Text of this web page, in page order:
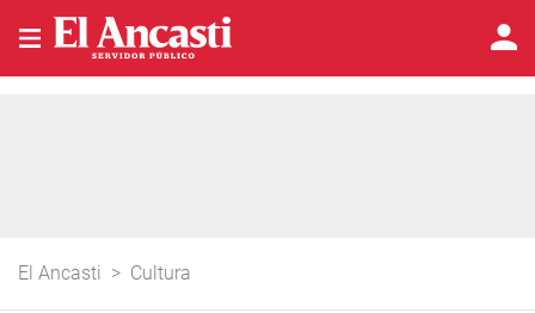
El Ancasti > Cultura